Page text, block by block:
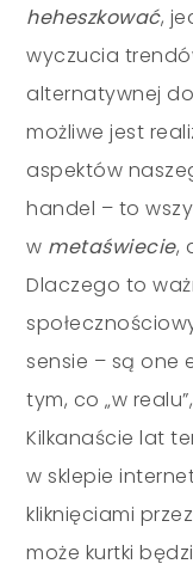
heheszkować,
wyczucia
alternatywnej
możliwe jest
aspektów
handel – to
w metaświecie,
Dlaczego to
sensie – są one
tym, co „w
Kilkanaście lat
w sklepie
kliknięciami
może kurtki